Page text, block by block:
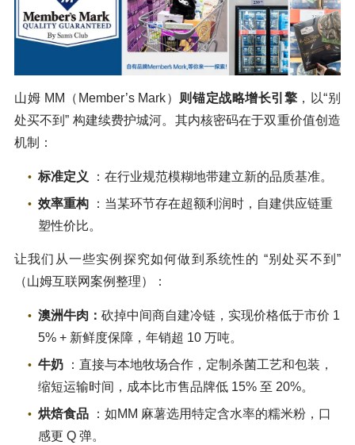
山姆 MM（Member’s Mark） 则锚定战略增长引擎 ，以“别
处买不到” 构建续费护城河。其内核密码在于双重价值创造
机制：
标准定义
：在行业规范模糊地带建立新的品质基准。
效率重构
：当某环节存在超额利润时，自建供应链重
塑性价比。
让我们从一些实例探究如何做到系统性的 “别处买不到”
（山姆互联网案例整理）：
澳洲牛肉： 砍掉中间商自建冷链，实现价格低于市价 1
5% + 新鲜度保障，年销超 10 万吨。
牛奶 ：直接与本地牧场合作，定制杀菌工艺和包装，
缩短运输时间，成本比市售品牌低 15% 至 20%。
烘焙食品 ：如MM 麻薯选用特定含水率的糯米粉，口
感更 Q 弹。